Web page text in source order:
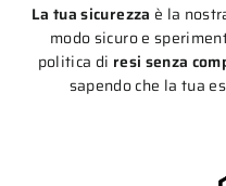
La tua sicurezza è la
modo sicuro e
politica di resi senza
sapendo che la tua